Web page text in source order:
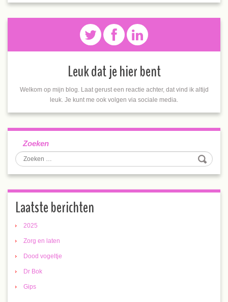
Leuk dat je hier bent
Welkom op mijn blog. Laat gerust een reactie achter, dat vind ik altijd
leuk. Je kunt me ook volgen via sociale media.
Zoeken
Laatste berichten
2025
Zorg en laten
Dood vogeltje
Dr Bok
Gips